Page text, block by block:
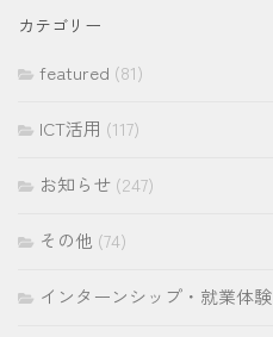
イ
カテゴリー
featured (81)
ICT活用 (117)
お知らせ (247)
その他 (74)
インターンシップ・就業体験